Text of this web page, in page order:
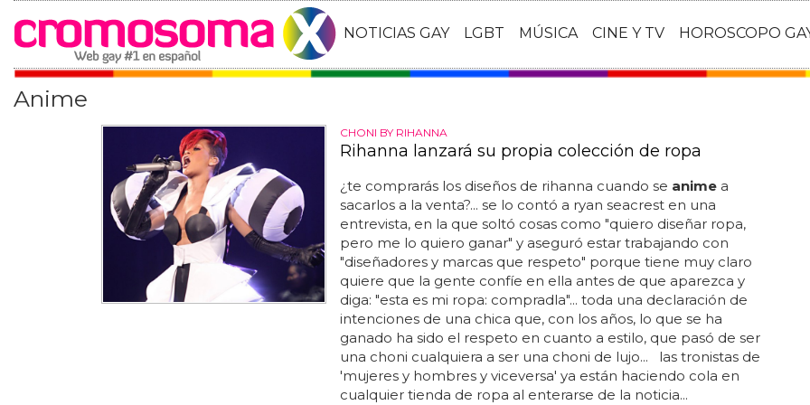
NOTICIAS GAY LGBT MÚSICA CINE Y TV HOROSCOPO
Anime
CHONI BY RIHANNA
Rihanna lanzará su propia colección de ropa
¿te comprarás los diseños de rihanna cuando se animea
sacarlos a la venta?... se lo contó a ryan seacrest en una
entrevista, en la que soltó cosas como "quiero diseñar ropa,
pero me lo quiero ganar" y aseguró estar trabajando con
"diseñadores y marcas que respeto" porque tiene muy claro
quiere que la gente confíe en ella antes de que aparezca y
diga: "esta es mi ropa: compradla"... toda una declaración de
intenciones de una chica que, con los años, lo que se ha
ganado ha sido el respeto en cuanto a estilo, que pasó de ser
una choni cualquiera a ser una choni de lujo... las tronistas de
'mujeres y hombres y viceversa' ya están haciendo cola en
cualquier tienda de ropa al enterarse de la noticia...